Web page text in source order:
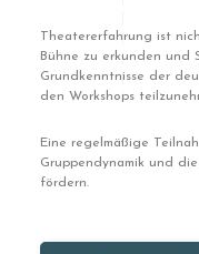
Theatererfahrung ist
Bühne zu erkunden und
Grundkenntnisse der
den Workshops
Eine regelmäßige
Gruppendynamik und
fördern.